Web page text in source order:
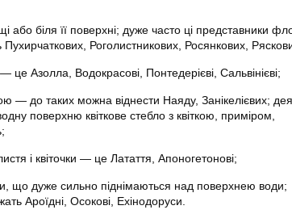
або біля її поверхні; дуже часто ці представники
Пухирчаткових, Роголистникових, Росянкових,
це Азолла, Водокрасові, Понтедерієві, Сальвінієві;
— до таких можна віднести Наяду, Занікелієвих;
поверхню квіткове стебло з квіткою, приміром,
і квіточки — це Латаття, Апоногетонові;
що дуже сильно піднімаються над поверхнею води;
Ароїдні, Осокові, Ехінодоруси.